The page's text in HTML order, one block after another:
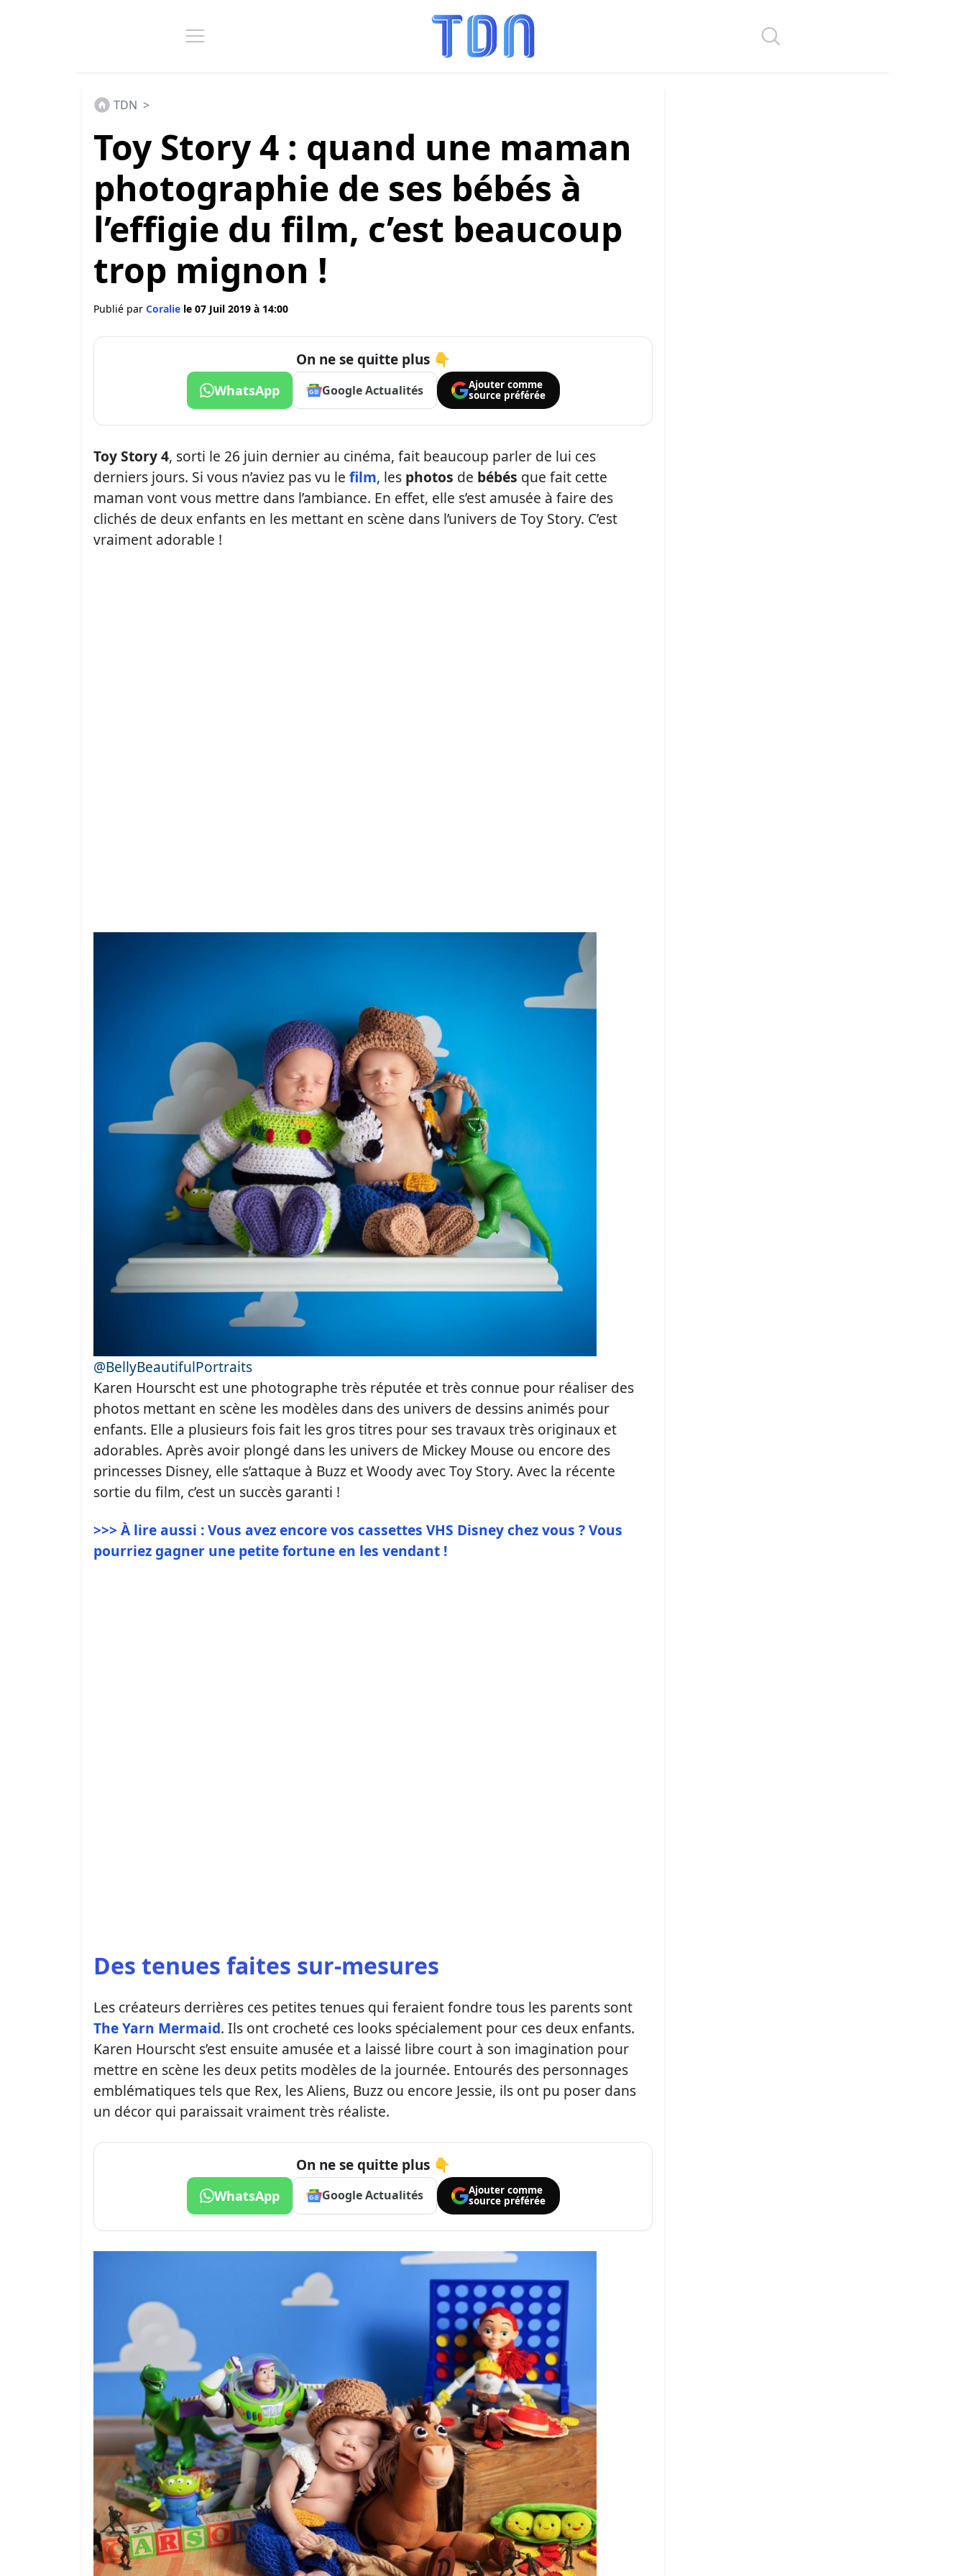
TDN >
Toy Story 4 : quand une maman
photographie de ses bébés à
l’effigie du film, c’est beaucoup
trop mignon !
Publié par Coralie le 07 Juil 2019 à 14:00
On ne se quitte plus 👇
WhatsApp Google Actualités
Ajouter comme
source préférée
Toy Story 4, sorti le 26 juin dernier au cinéma, fait beaucoup parler de lui ces
derniers jours. Si vous n’aviez pas vu le film, les photos de bébés que fait cette
maman vont vous mettre dans l’ambiance. En effet, elle s’est amusée à faire des
clichés de deux enfants en les mettant en scène dans l’univers de Toy Story. C’est
vraiment adorable !
@BellyBeautifulPortraits
Karen Hourscht est une photographe très réputée et très connue pour réaliser des
photos mettant en scène les modèles dans des univers de dessins animés pour
enfants. Elle a plusieurs fois fait les gros titres pour ses travaux très originaux et
adorables. Après avoir plongé dans les univers de Mickey Mouse ou encore des
princesses Disney, elle s’attaque à Buzz et Woody avec Toy Story. Avec la récente
sortie du film, c’est un succès garanti !
>>> À lire aussi : Vous avez encore vos cassettes VHS Disney chez vous ? Vous
pourriez gagner une petite fortune en les vendant !
Des tenues faites sur-mesures
Les créateurs derrières ces petites tenues qui feraient fondre tous les parents sont
The Yarn Mermaid. Ils ont crocheté ces looks spécialement pour ces deux enfants.
Karen Hourscht s’est ensuite amusée et a laissé libre court à son imagination pour
mettre en scène les deux petits modèles de la journée. Entourés des personnages
emblématiques tels que Rex, les Aliens, Buzz ou encore Jessie, ils ont pu poser dans
un décor qui paraissait vraiment très réaliste.
On ne se quitte plus 👇
WhatsApp Google Actualités
Ajouter comme
source préférée